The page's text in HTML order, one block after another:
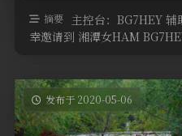
软件
摘要
主控台：BG7HEY
幸邀请到 湘潭女HAM
发布于 2020-05-06